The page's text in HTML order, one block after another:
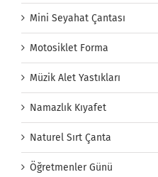
Mini Seyahat Çantası
Motosiklet Forma
Müzik Alet Yastıkları
Namazlık Kıyafet
Naturel Sırt Çanta
Öğretmenler Günü